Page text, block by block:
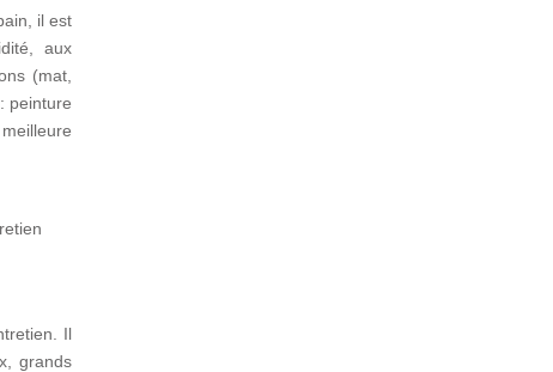
il est
aux
(mat,
peinture
Il
grands